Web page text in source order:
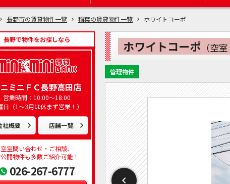
長野市の賃貸物件一覧 稲葉の賃貸物件一覧 ホワイトコーポ
長野で物件をお探しなら
ミニＦＣ長野高田店
営業時間：10:00～18:00
日（1～3月は休まず営業！）
社概要 店舗一覧
空室問い合わせ・ご相談、
開物件も多数ご紹介可能！
026-267-6777
ホワイトコーポ （空室
管理物件